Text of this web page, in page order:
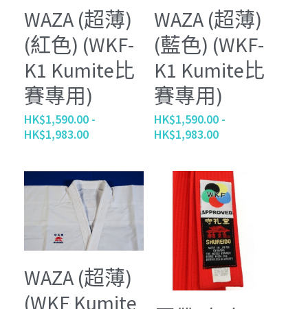
WAZA (超薄)
(紅色) (WKF-
K1 Kumite比
賽專用)
HK$1,590.00 -
HK$1,983.00
WAZA (超薄)
(藍色) (WKF-
K1 Kumite比
賽專用)
HK$1,590.00 -
HK$1,983.00
WAZA (超薄)
(WKF Kumite